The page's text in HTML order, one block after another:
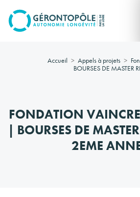
Go to
main
content
Accueil Appels à projets
BOURSES DE MASTER
FONDATION
| BOURSES DE
2EME